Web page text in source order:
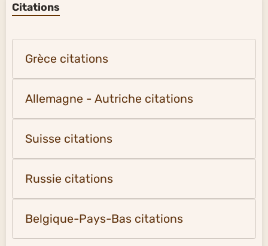
Citations
Grèce citations
Allemagne - Autriche citations
Suisse citations
Russie citations
Belgique-Pays-Bas citations